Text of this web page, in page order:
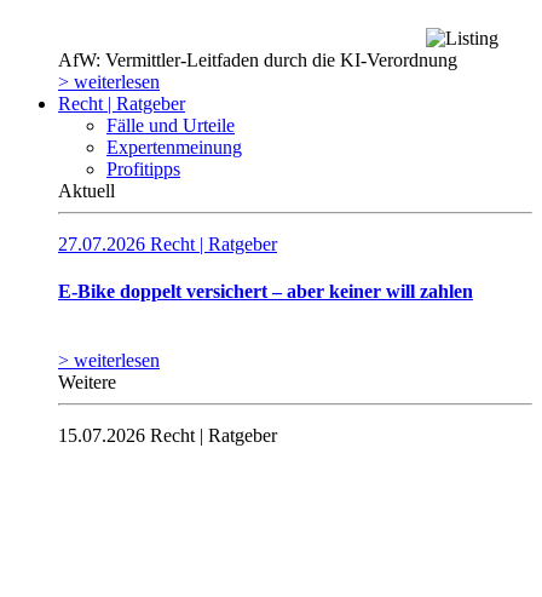
AfW: Vermittler-Leitfaden durch die KI-Verordnung
> weiterlesen
Recht | Ratgeber
Fälle und Urteile
Expertenmeinung
Profitipps
Aktuell
27.07.2026 Recht | Ratgeber
E-Bike doppelt versichert – aber keiner will zahlen
> weiterlesen
Weitere
15.07.2026 Recht | Ratgeber